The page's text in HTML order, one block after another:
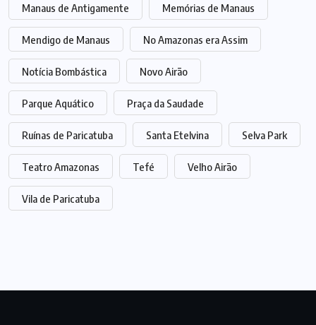
Manaus de Antigamente Memórias de Manaus
Mendigo de Manaus No Amazonas era Assim
Notícia Bombástica Novo Airão
Parque Aquático Praça da Saudade
Ruínas de Paricatuba Santa Etelvina Selva Park
Teatro Amazonas Tefé Velho Airão
Vila de Paricatuba